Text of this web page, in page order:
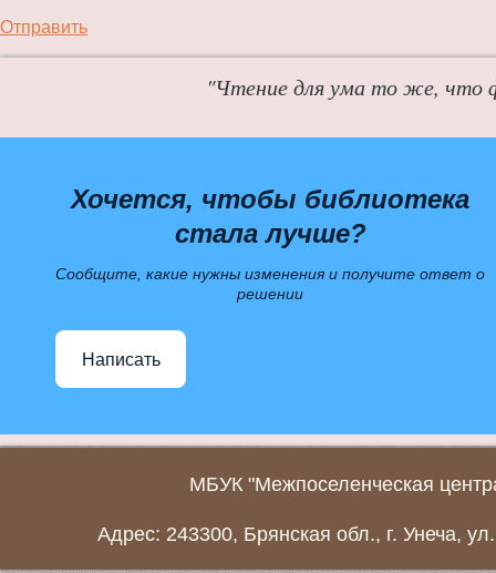
Отправить
"Чтение для ума то же, что
Хочется, чтобы библиотека
стала лучше?
Сообщите, какие нужны изменения и получите ответ о
решении
Написать
МБУК "Межпоселенческая
Адрес: 243300, Брянская обл., г. Унеча,